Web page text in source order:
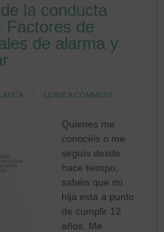
la conducta
Factores de
de alarma y
LEAVE A COMMENT
Quienes me
conocéis o me
seguís desde
hace tiempo,
sabéis que mi
hija está a punto
de cumplir 12
años. Me